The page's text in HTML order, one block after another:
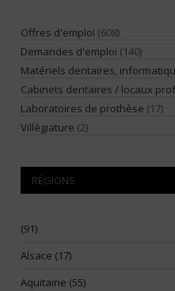
Offres d'emploi (608)
Demandes d'emploi (140)
Matériels dentaires,
Cabinets dentaires / locaux
Laboratoires de prothèse (17)
Villégiature (2)
RÉGIONS
(91)
Alsace (17)
Aquitaine (55)